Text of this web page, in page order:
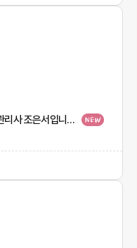
책임감과 서비스 정신을 담은 신입 피부관리사 조은서입니다.